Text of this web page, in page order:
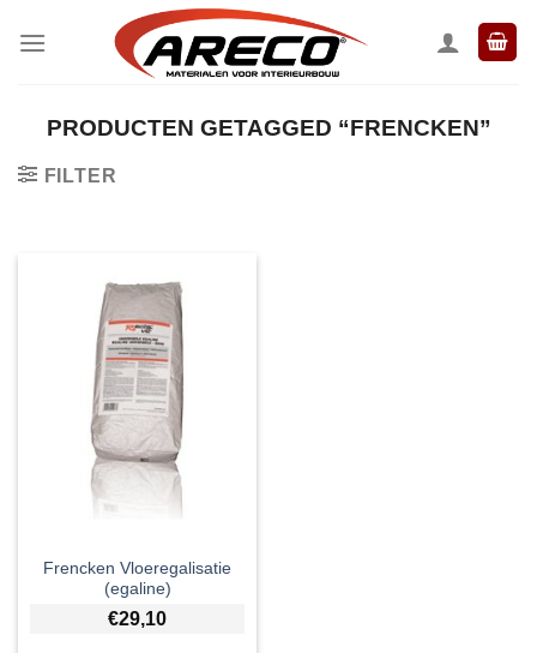
naar
PRODUCTEN GETAGGED “FRENCKEN”
FILTER
Frencken Vloeregalisatie
(egaline)
€29,10